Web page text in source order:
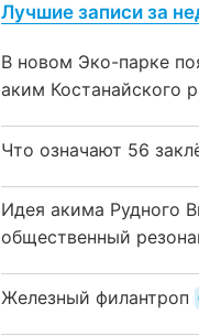
Лучшие записи за
В новом Эко-парке
аким Костанайского
Что означают 56
Идея акима Рудного
общественный
Железный филантроп